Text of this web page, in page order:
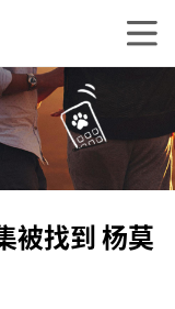
被找到 杨莫